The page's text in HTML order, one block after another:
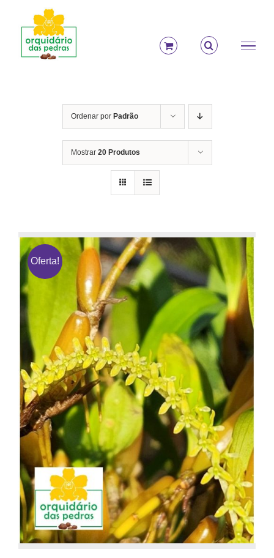
conteúdo
Ordenar por Padrão
Mostrar 20 Produtos
Oferta!